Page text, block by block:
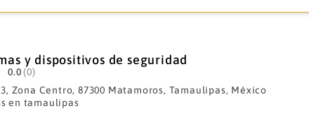
y dispositivos de seguridad
0.0 (0)
Zona Centro, 87300 Matamoros, Tamaulipas, México
en tamaulipas